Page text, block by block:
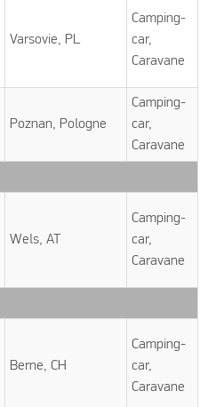
Varsovie, PL
Camping-
car,
Caravane
Poznan, Pologne
Camping-
car,
Caravane
Wels, AT
Camping-
car,
Caravane
Berne, CH
Camping-
car,
Caravane